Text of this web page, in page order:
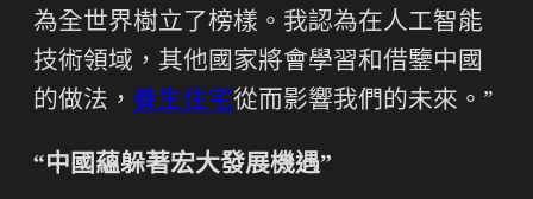
為全世界樹立了榜樣。我認為在人工智能
技術領域，其他國家將會學習和借鑒中國
的做法， 養生住宅從而影響我們的未來。”
“中國蘊躲著宏大發展機遇”